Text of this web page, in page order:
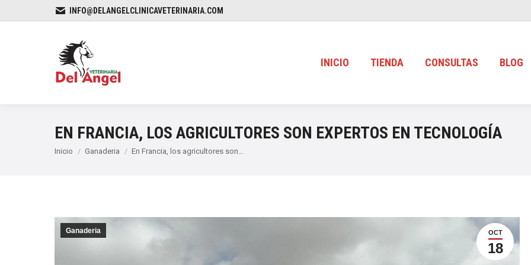
INFO@DELANGELCLINICAVETERINARIA.COM
INICIO TIENDA CONSULTAS BLOG
EN FRANCIA, LOS AGRICULTORES SON EXPERTOS EN TECNOLOGÍA
Estás aquí:
Inicio Ganaderia En Francia, los agricultores son…
OCT
18
Ganaderia